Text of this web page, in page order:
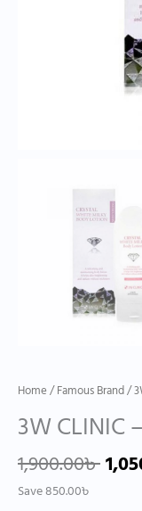
Home/Famous Brand/
3W CLINIC
1,900.00৳
Save850.00৳